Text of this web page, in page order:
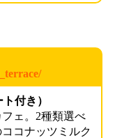
付き）
ェ。2種類選べ
コナッツミルク